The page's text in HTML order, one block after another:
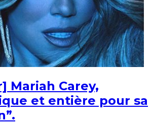
Mariah Carey,
et entière pour sa